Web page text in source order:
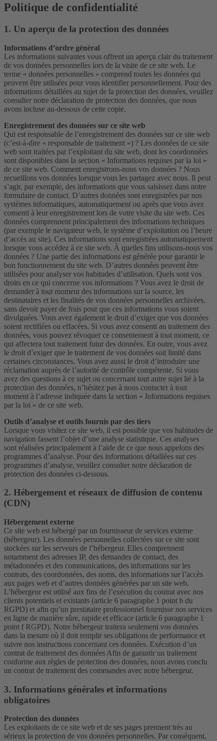
Politique de confidentialité
1. Un aperçu de la protection des données
Informations d’ordre général
Les informations suivantes vous offrent un aperçu clair du traitement
de vos données personnelles lors de la visite de ce site web. Le
terme « données personnelles » comprend toutes les données qui
peuvent être utilisées pour vous identifier personnellement. Pour des
informations détaillées au sujet de la protection des données, veuillez
consulter notre déclaration de protection des données, que nous
avons incluse au-dessous de cette copie.
Enregistrement des données sur ce site web
Qui est responsable de l’enregistrement des données sur ce site web
(c’est-à-dire « responsable de traitement ») ? Les données de ce site
web sont traitées par l’exploitant du site web, dont les coordonnées
sont disponibles dans la section « Informations requises par la loi »
de ce site web. Comment enregistrons-nous vos données ? Nous
recueillons vos données lorsque vous les partagez avec nous. Il peut
s’agir, par exemple, des informations que vous saisissez dans notre
formulaire de contact. D’autres données sont enregistrées par nos
systèmes informatiques, automatiquement ou après que vous avez
consenti à leur enregistrement lors de votre visite du site web. Ces
données comprennent principalement des informations techniques
(par exemple le navigateur web, le système d’exploitation ou l’heure
d’accès au site). Ces informations sont enregistrées automatiquement
lorsque vous accédez à ce site web. À quelles fins utilisons-nous vos
données ? Une partie des informations est générée pour garantir le
bon fonctionnement du site web. D’autres données peuvent être
utilisées pour analyser vos habitudes d’utilisation. Quels sont vos
droits en ce qui concerne vos informations ? Vous avez le droit de
demander à tout moment des informations sur la source, les
destinataires et les finalités de vos données personnelles archivées,
sans devoir payer de frais pour que ces informations vous soient
divulguées. Vous avez également le droit d’exiger que vos données
soient rectifiées ou effacées. Si vous avez consenti au traitement des
données, vous pouvez révoquer ce consentement à tout moment, ce
qui affectera tout traitement futur des données. En outre, vous avez
le droit d’exiger que le traitement de vos données soit limité dans
certaines circonstances. Vous avez aussi le droit d’introduire une
réclamation auprès de l’autorité de contrôle compétente. Si vous
avez des questions à ce sujet ou concernant tout autre sujet lié à la
protection des données, n’hésitez pas à nous contacter à tout
moment à l’adresse indiquée dans la section « Informations requises
par la loi » de ce site web.
Outils d’analyse et outils fournis par des tiers
Lorsque vous visitez ce site web, il est possible que vos habitudes de
navigation fassent l’objet d’une analyse statistique. Ces analyses
sont réalisées principalement à l’aide de ce que nous appelons des
programmes d’analyse. Pour des informations détaillées sur ces
programmes d’analyse, veuillez consulter notre déclaration de
protection des données ci-dessous.
2. Hébergement et réseaux de diffusion de contenu
(CDN)
Hébergement externe
Ce site web est hébergé par un fournisseur de services externe
(hébergeur). Les données personnelles collectées sur ce site sont
stockées sur les serveurs de l’hébergeur. Elles comprennent
notamment des adresses IP, des demandes de contact, des
métadonnées et des communications, des informations sur les
contrats, des coordonnées, des noms, des informations sur l’accès
aux pages web et d’autres données générées par un site web.
L’hébergeur est utilisé aux fins de l’exécution du contrat avec nos
clients potentiels et existants (article 6 paragraphe 1 point b du
RGPD) et afin qu’un prestataire professionnel fournisse nos services
en ligne de manière sûre, rapide et efficace (article 6 paragraphe 1
point f RGPD). Notre hébergeur traitera seulement vos données
dans la mesure où il doit remplir ses obligations de performance et
suivre nos instructions concernant ces données. Exécution d’un
contrat de traitement des données Afin de garantir un traitement
conforme aux règles de protection des données, nous avons conclu
un contrat de traitement des commandes avec notre hébergeur.
3. Informations générales et informations
obligatoires
Protection des données
Les exploitants de ce site web et de ses pages prennent très au
sérieux la protection de vos données personnelles. Par conséquent,